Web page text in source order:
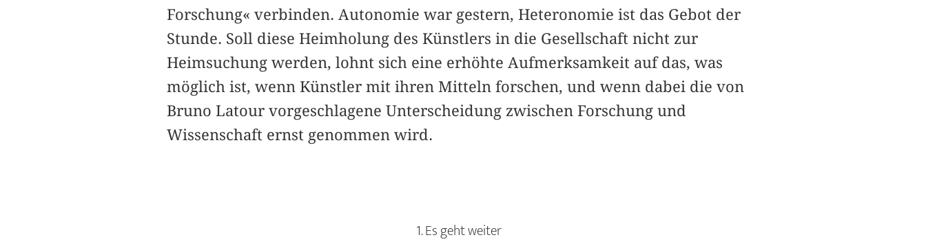
Forschung« verbinden. Autonomie war gestern, Heteronomie ist das Gebot der
Stunde. Soll diese Heimholung des Künstlers in die Gesellschaft nicht zur
Heimsuchung werden, lohnt sich eine erhöhte Aufmerksamkeit auf das, was
möglich ist, wenn Künstler mit ihren Mitteln forschen, und wenn dabei die von
Bruno Latour vorgeschlagene Unterscheidung zwischen Forschung und
Wissenschaft ernst genommen wird.
1. Es geht weiter